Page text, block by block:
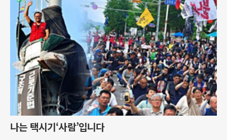
나는 택시기‘사람’입니다